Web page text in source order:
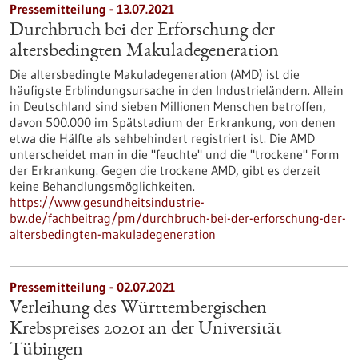
Pressemitteilung - 13.07.2021
Durchbruch bei der Erforschung der
altersbedingten Makuladegeneration
Die altersbedingte Makuladegeneration (AMD) ist die
häufigste Erblindungsursache in den Industrieländern. Allein
in Deutschland sind sieben Millionen Menschen betroffen,
davon 500.000 im Spätstadium der Erkrankung, von denen
etwa die Hälfte als sehbehindert registriert ist. Die AMD
unterscheidet man in die "feuchte" und die "trockene" Form
der Erkrankung. Gegen die trockene AMD, gibt es derzeit
keine Behandlungsmöglichkeiten.
https://www.gesundheitsindustrie-
bw.de/fachbeitrag/pm/durchbruch-bei-der-erforschung-der-
altersbedingten-makuladegeneration
Pressemitteilung - 02.07.2021
Verleihung des Württembergischen
Krebspreises 20201 an der Universität
Tübingen